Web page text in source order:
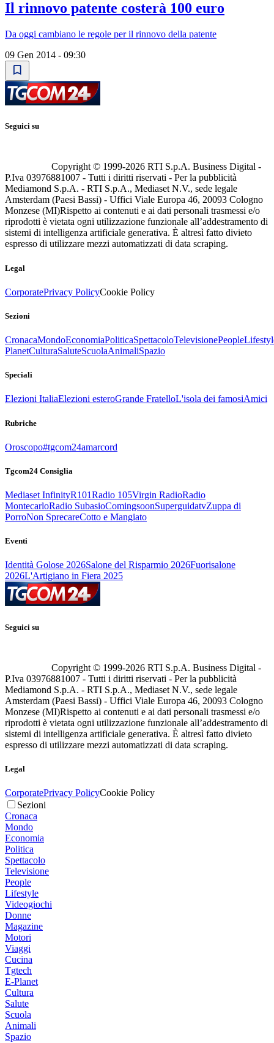
Il rinnovo patente costerà 100 euro
Da oggi cambiano le regole per il rinnovo della patente
09 Gen 2014 - 09:30
Seguici su
Copyright © 1999-2026 RTI S.p.A. Business Digital -
P.Iva 03976881007 - Tutti i diritti riservati - Per la pubblicità
Mediamond S.p.A. - RTI S.p.A., Mediaset N.V., sede legale
Amsterdam (Paesi Bassi) - Uffici Viale Europa 46, 20093 Cologno
Monzese (MI)Rispetto ai contenuti e ai dati personali trasmessi e/o
riprodotti è vietata ogni utilizzazione funzionale all’addestramento di
sistemi di intelligenza artificiale generativa. È altresì fatto divieto
espresso di utilizzare mezzi automatizzati di data scraping.
Legal
CorporatePrivacy PolicyCookie Policy
Sezioni
CronacaMondoEconomiaPoliticaSpettacoloTelevisionePeople
PlanetCulturaSaluteScuolaAnimaliSpazio
Speciali
Elezioni ItaliaElezioni esteroGrande FratelloL'isola dei famosiAmici
Rubriche
Oroscopo#tgcom24amarcord
Tgcom24 Consiglia
Mediaset InfinityR101Radio 105Virgin RadioRadio
MontecarloRadio SubasioComingsoonSuperguidatvZuppa di
PorroNon SprecareCotto e Mangiato
Eventi
Identità Golose 2026Salone del Risparmio 2026Fuorisalone
2026L'Artigiano in Fiera 2025
Seguici su
Copyright © 1999-2026 RTI S.p.A. Business Digital -
P.Iva 03976881007 - Tutti i diritti riservati - Per la pubblicità
Mediamond S.p.A. - RTI S.p.A., Mediaset N.V., sede legale
Amsterdam (Paesi Bassi) - Uffici Viale Europa 46, 20093 Cologno
Monzese (MI)Rispetto ai contenuti e ai dati personali trasmessi e/o
riprodotti è vietata ogni utilizzazione funzionale all’addestramento di
sistemi di intelligenza artificiale generativa. È altresì fatto divieto
espresso di utilizzare mezzi automatizzati di data scraping.
Legal
CorporatePrivacy PolicyCookie Policy
Sezioni
Cronaca
Mondo
Economia
Politica
Spettacolo
Televisione
People
Lifestyle
Videogiochi
Donne
Magazine
Motori
Viaggi
Cucina
Tgtech
E-Planet
Cultura
Salute
Scuola
Animali
Spazio